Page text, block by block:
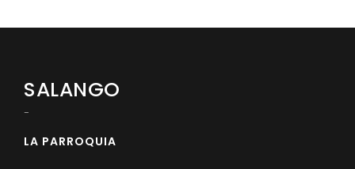
SALANGO
-
LA PARROQUIA